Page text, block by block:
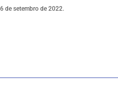
de setembro de 2022.